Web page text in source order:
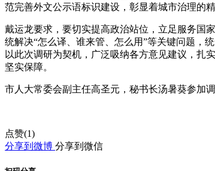
范完善外文公示语标识建设，彰显着城市治理的
戴运龙要求，要切实提高政治站位，立足服务国
统解决“怎么译、谁来管、怎么用”等关键问题，
以此次调研为契机，广泛吸纳各方意见建议，扎
坚实保障。
市人大常委会副主任高圣元，秘书长汤暑葵参加调
点赞(1)
分享到微博 分享到微信